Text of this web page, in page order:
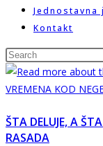
Jednostavna
Kontakt
Search
this
website
ŠTA DELUJE, A
RASADA